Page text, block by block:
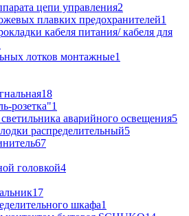
цепи управления2
плавких предохранителей1
кабеля питания/ кабеля для
лотков монтажные1
18
розетка"1
аварийного освещения5
распределительный5
67
головкой4
17
шкафа1